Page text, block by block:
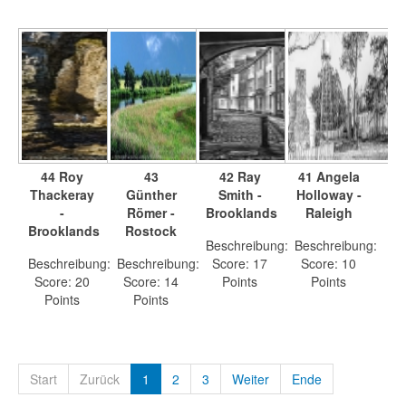
44 Roy
Thackeray
-
Brooklands
Beschreibung:
Score: 20
Points
43
Günther
Römer -
Rostock
Beschreibung:
Score: 14
Points
42 Ray
Smith -
Brooklands
Beschreibung:
Score: 17
Points
41 Angela
Holloway -
Raleigh
Beschreibung:
Score: 10
Points
Start Zurück 1 2 3 Weiter Ende